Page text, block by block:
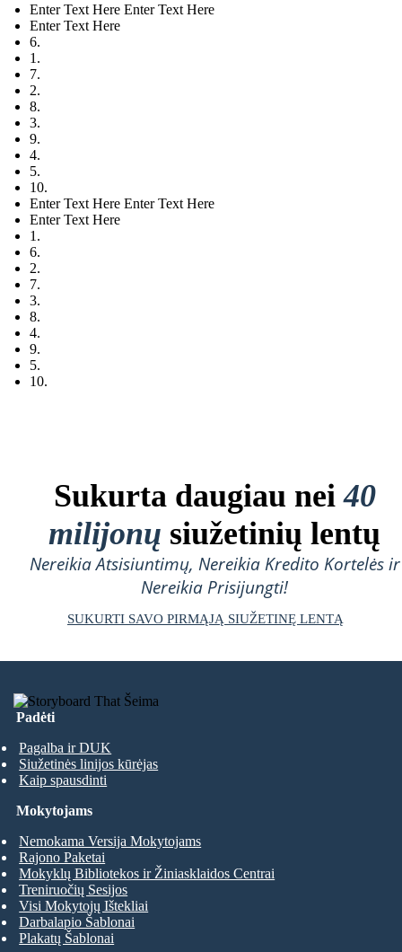
Enter Text Here Enter Text Here
Enter Text Here
6.
1.
7.
2.
8.
3.
9.
4.
5.
10.
Enter Text Here Enter Text Here
Enter Text Here
1.
6.
2.
7.
3.
8.
4.
9.
5.
10.
Sukurta daugiau nei40
milijonų siužetinių lentų
Nereikia Atsisiuntimų, Nereikia Kredito Kortelės ir
Nereikia Prisijungti!
SUKURTI SAVO PIRMĄJĄ SIUŽETINĘ LENTĄ
Padėti
Pagalba ir DUK
Siužetinės linijos kūrėjas
Kaip spausdinti
Mokytojams
Nemokama Versija Mokytojams
Rajono Paketai
Mokyklų Bibliotekos ir Žiniasklaidos Centrai
Treniruočių Sesijos
Visi Mokytojų Ištekliai
Darbalapio Šablonai
Plakatų Šablonai